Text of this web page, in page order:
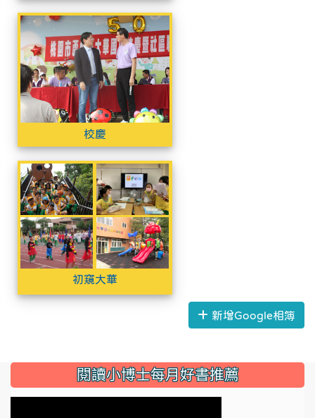
校慶
初窺大華
初窺大華
初窺大華
新增Google相簿
::: 閱讀小博士每月好書推薦